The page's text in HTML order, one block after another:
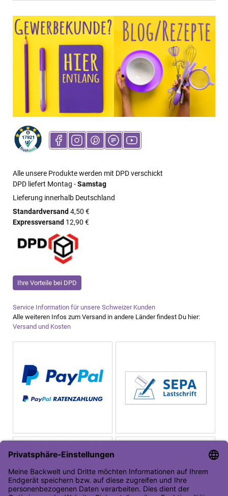
Alle unsere Produkte werden mit DPD verschickt
DPD liefert Montag -Samstag
Lieferung innerhalb Deutschland
Standardversand 4,50 €
Expressversand 12,90 €
Ihre Vorteile bei DPD
Service Information für unsere Schweizer Kunden
Alle weiteren Infos zum Versand in andere Länder findest Du hier:
Versand und Kosten